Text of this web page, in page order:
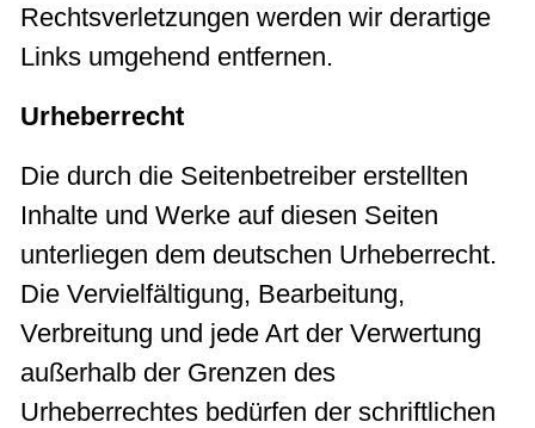
Rechtsverletzungen werden wir derartige
Links umgehend entfernen.
Urheberrecht
Die durch die Seitenbetreiber erstellten
Inhalte und Werke auf diesen Seiten
unterliegen dem deutschen Urheberrecht.
Die Vervielfältigung, Bearbeitung,
Verbreitung und jede Art der Verwertung
außerhalb der Grenzen des
Urheberrechtes bedürfen der schriftlichen